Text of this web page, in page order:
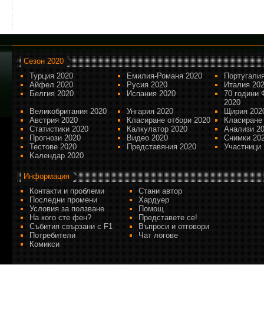
Сезон 2020
Турция 2020
Емилия-Романя 2020
Айфел 2020
Русия 2020
Италия
Белгия 2020
Испания 2020
70 години
2020
Великобритания 2020
Унгария 2020
Щирия
Австрия 2020
Класиране отбори 2020
Статистики 2020
Калкулатор 2020
Анализи
Прогнози 2020
Видео 2020
Снимки
Тестове 2020
Представяния 2020
Участници
Kалендар 2020
Информация
Контакти и проблеми
Стани автор
Последни промени
Хардуер
Условия за ползване
Помощ
На кого сте фен?
Представете се!
Събития свързани с F1
Въпроси и отговори
Потребители
Чат логове
Комикси